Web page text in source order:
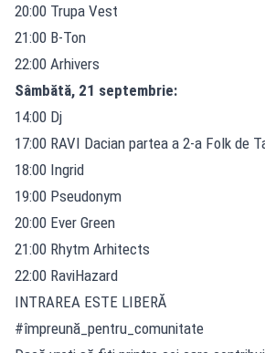
20:00 Trupa Vest
21:00 B-Ton
22:00 Arhivers
Sâmbătă, 21 septembrie:
14:00 Dj
17:00 RAVI Dacian partea a 2-a Folk de
18:00 Ingrid
19:00 Pseudonym
20:00 Ever Green
21:00 Rhytm Arhitects
22:00 RaviHazard
INTRAREA ESTE LIBERĂ
#împreună_pentru_comunitate